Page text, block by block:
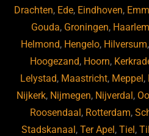
Drachten, Ede, Eindhoven,
Gouda, Groningen, Haarlem
Helmond, Hengelo, Hilversum,
Hoogezand, Hoorn,
Lelystad, Maastricht, Meppel ,
Nijkerk, Nijmegen, Nijverdal ,
Roosendaal , Rotterdam,
Stadskanaal ,Ter Apel ,Tiel ,